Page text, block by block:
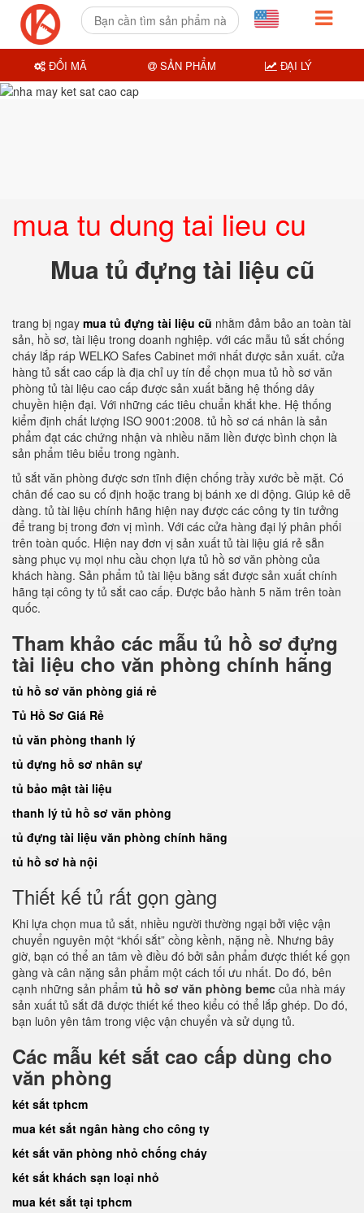
mua tu dung tai lieu cu
Mua tủ đựng tài liệu cũ
trang bị ngay mua tủ đựng tài liệu cũ nhằm đảm bảo an toàn tài
sản, hồ sơ, tài liệu trong doanh nghiệp. với các mẫu tủ sắt chống
cháy lắp ráp WELKO Safes Cabinet mới nhất được sản xuất. cửa
hàng tủ sắt cao cấp là địa chỉ uy tín để chọn mua tủ hồ sơ văn
phòng tủ tài liệu cao cấp được sản xuất bằng hệ thống dây
chuyền hiện đại. Với những các tiêu chuẩn khắt khe. Hệ thống
kiểm định chất lượng ISO 9001:2008. tủ hồ sơ cá nhân là sản
phẩm đạt các chứng nhận và nhiều năm liền được bình chọn là
sản phẩm tiêu biểu trong ngành.
tủ sắt văn phòng được sơn tĩnh điện chống trầy xước bề mặt. Có
chân đế cao su cố định hoặc trang bị bánh xe di động. Giúp kê dễ
dàng. tủ tài liệu chính hãng hiện nay được các công ty tin tưởng
để trang bị trong đơn vị mình. Với các cửa hàng đại lý phân phối
trên toàn quốc. Hiện nay đơn vị sản xuất tủ tài liệu giá rẻ sẵn
sàng phục vụ mọi nhu cầu chọn lựa tủ hồ sơ văn phòng của
khách hàng. Sản phẩm tủ tài liệu bằng sắt được sản xuất chính
hãng tại công ty tủ sắt cao cấp. Được bảo hành 5 năm trên toàn
quốc.
Tham khảo các mẫu tủ hồ sơ đựng
tài liệu cho văn phòng chính hãng
tủ hồ sơ văn phòng giá rẻ
Tủ Hồ Sơ Giá Rẻ
tủ văn phòng thanh lý
tủ đựng hồ sơ nhân sự
tủ bảo mật tài liệu
thanh lý tủ hồ sơ văn phòng
tủ đựng tài liệu văn phòng chính hãng
tủ hồ sơ hà nội
Thiết kế tủ rất gọn gàng
Khi lựa chọn mua tủ sắt, nhiều người thường ngại bởi việc vận
chuyển nguyên một “khối sắt” cồng kềnh, nặng nề. Nhưng bây
giờ, bạn có thể an tâm về điều đó bởi sản phẩm được thiết kế gọn
gàng và cân nặng sản phẩm một cách tối ưu nhất. Do đó, bên
cạnh những sản phẩm tủ hồ sơ văn phòng bemc của nhà máy
sản xuất tủ sắt đã được thiết kế theo kiểu có thể lắp ghép. Do đó,
bạn luôn yên tâm trong việc vận chuyển và sử dụng tủ.
Các mẫu két sắt cao cấp dùng cho
văn phòng
két sắt tphcm
mua két sắt ngân hàng cho công ty
két sắt văn phòng nhỏ chống cháy
két sắt khách sạn loại nhỏ
mua két sắt tại tphcm
ĐỔI MÃ SẢN PHẨM ĐẠI LÝ